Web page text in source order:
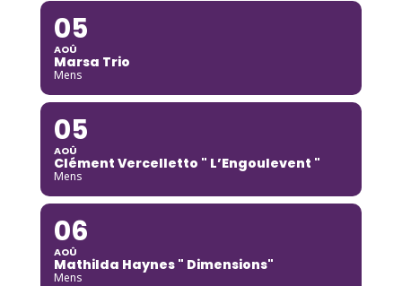
05
AOÛ
Marsa Trio
Mens
05
AOÛ
Clément Vercelletto " L’Engoulevent "
Mens
06
AOÛ
Mathilda Haynes " Dimensions"
Mens